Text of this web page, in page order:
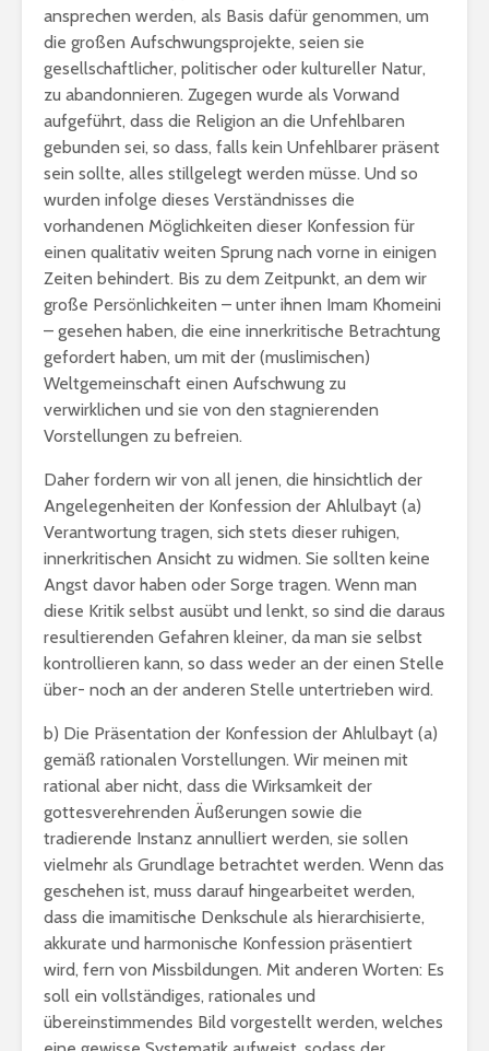
ansprechen werden, als Basis dafür genommen, um
die großen Aufschwungsprojekte, seien sie
gesellschaftlicher, politischer oder kultureller Natur,
zu abandonnieren. Zugegen wurde als Vorwand
aufgeführt, dass die Religion an die Unfehlbaren
gebunden sei, so dass, falls kein Unfehlbarer präsent
sein sollte, alles stillgelegt werden müsse. Und so
wurden infolge dieses Verständnisses die
vorhandenen Möglichkeiten dieser Konfession für
einen qualitativ weiten Sprung nach vorne in einigen
Zeiten behindert. Bis zu dem Zeitpunkt, an dem wir
große Persönlichkeiten – unter ihnen Imam Khomeini
– gesehen haben, die eine innerkritische Betrachtung
gefordert haben, um mit der (muslimischen)
Weltgemeinschaft einen Aufschwung zu
verwirklichen und sie von den stagnierenden
Vorstellungen zu befreien.
Daher fordern wir von all jenen, die hinsichtlich der
Angelegenheiten der Konfession der Ahlulbayt (a)
Verantwortung tragen, sich stets dieser ruhigen,
innerkritischen Ansicht zu widmen. Sie sollten keine
Angst davor haben oder Sorge tragen. Wenn man
diese Kritik selbst ausübt und lenkt, so sind die daraus
resultierenden Gefahren kleiner, da man sie selbst
kontrollieren kann, so dass weder an der einen Stelle
über- noch an der anderen Stelle untertrieben wird.
b) Die Präsentation der Konfession der Ahlulbayt (a)
gemäß rationalen Vorstellungen. Wir meinen mit
rational aber nicht, dass die Wirksamkeit der
gottesverehrenden Äußerungen sowie die
tradierende Instanz annulliert werden, sie sollen
vielmehr als Grundlage betrachtet werden. Wenn das
geschehen ist, muss darauf hingearbeitet werden,
dass die imamitische Denkschule als hierarchisierte,
akkurate und harmonische Konfession präsentiert
wird, fern von Missbildungen. Mit anderen Worten: Es
soll ein vollständiges, rationales und
übereinstimmendes Bild vorgestellt werden, welches